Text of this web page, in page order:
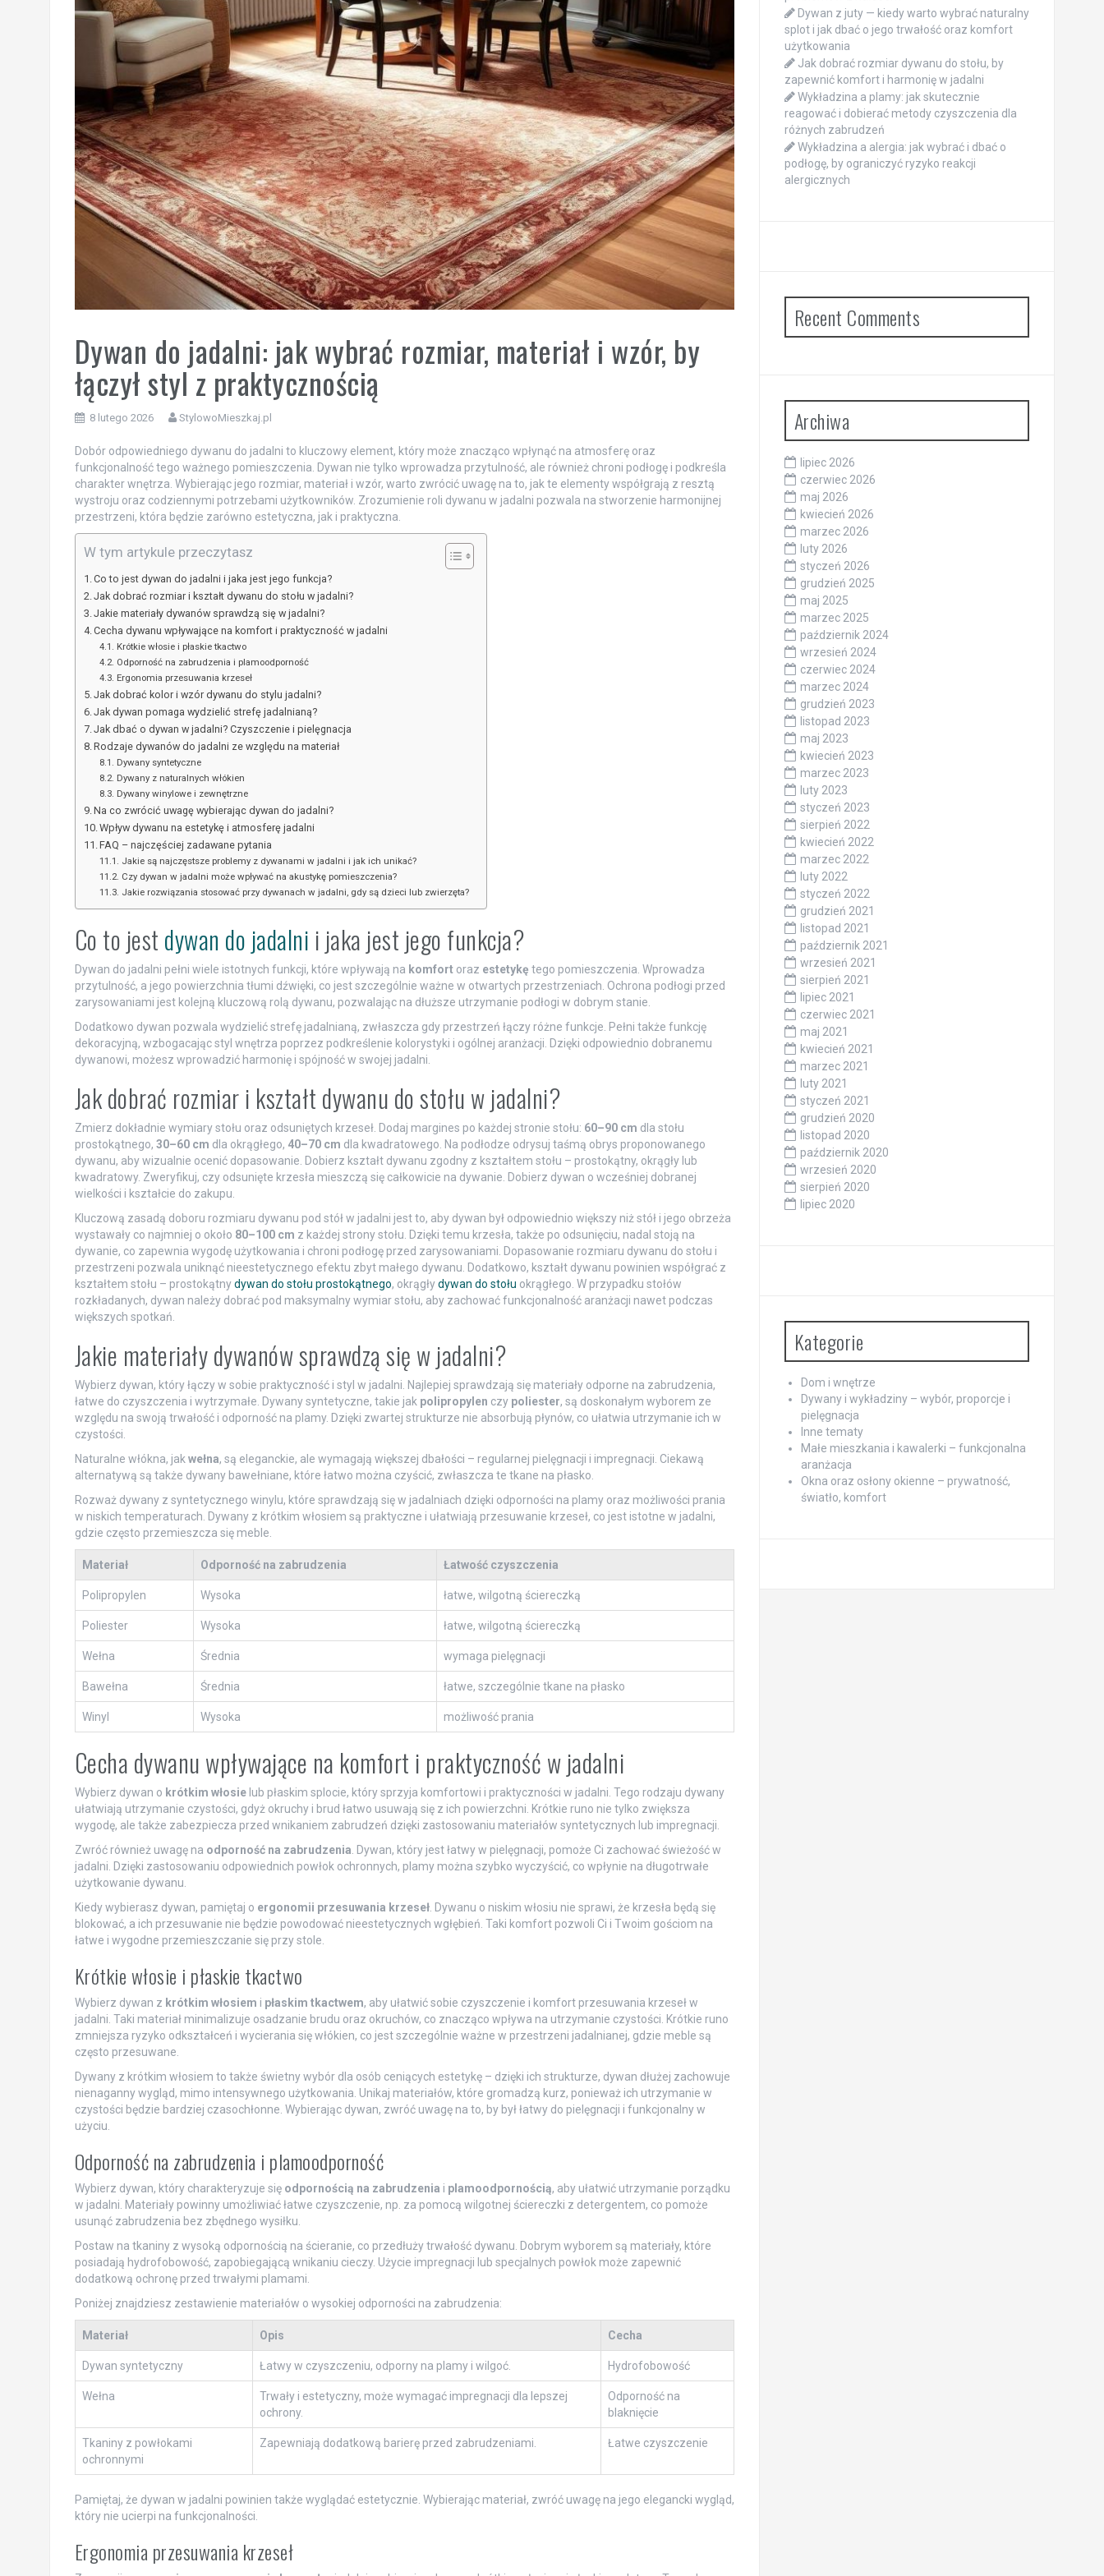
Dywan do jadalni: jak wybrać rozmiar, materiał i wzór, by
łączył styl z praktycznością
8 lutego 2026 StylowoMieszkaj.pl
Dobór odpowiedniego dywanu do jadalni to kluczowy element, który może znacząco wpłynąć na atmosferę oraz
funkcjonalność tego ważnego pomieszczenia. Dywan nie tylko wprowadza przytulność, ale również chroni podłogę i podkreśla
charakter wnętrza. Wybierając jego rozmiar, materiał i wzór, warto zwrócić uwagę na to, jak te elementy współgrają z resztą
wystroju oraz codziennymi potrzebami użytkowników. Zrozumienie roli dywanu w jadalni pozwala na stworzenie harmonijnej
przestrzeni, która będzie zarówno estetyczna, jak i praktyczna.
W tym artykule przeczytasz
Co to jest dywan do jadalni i jaka jest jego funkcja?
Jak dobrać rozmiar i kształt dywanu do stołu w jadalni?
Jakie materiały dywanów sprawdzą się w jadalni?
Cecha dywanu wpływające na komfort i praktyczność w jadalni
Krótkie włosie i płaskie tkactwo
Odporność na zabrudzenia i plamoodporność
Ergonomia przesuwania krzeseł
Jak dobrać kolor i wzór dywanu do stylu jadalni?
Jak dywan pomaga wydzielić strefę jadalnianą?
Jak dbać o dywan w jadalni? Czyszczenie i pielęgnacja
Rodzaje dywanów do jadalni ze względu na materiał
Dywany syntetyczne
Dywany z naturalnych włókien
Dywany winylowe i zewnętrzne
Na co zwrócić uwagę wybierając dywan do jadalni?
Wpływ dywanu na estetykę i atmosferę jadalni
FAQ – najczęściej zadawane pytania
Jakie są najczęstsze problemy z dywanami w jadalni i jak ich unikać?
Czy dywan w jadalni może wpływać na akustykę pomieszczenia?
Jakie rozwiązania stosować przy dywanach w jadalni, gdy są dzieci lub zwierzęta?
Co to jest dywan do jadalni i jaka jest jego funkcja?
Dywan do jadalni pełni wiele istotnych funkcji, które wpływają na komfortoraz estetykę tego pomieszczenia. Wprowadza
przytulność, a jego powierzchnia tłumi dźwięki, co jest szczególnie ważne w otwartych przestrzeniach. Ochrona podłogi przed
zarysowaniami jest kolejną kluczową rolą dywanu, pozwalając na dłuższe utrzymanie podłogi w dobrym stanie.
Dodatkowo dywan pozwala wydzielić strefę jadalnianą, zwłaszcza gdy przestrzeń łączy różne funkcje. Pełni także funkcję
dekoracyjną, wzbogacając styl wnętrza poprzez podkreślenie kolorystyki i ogólnej aranżacji. Dzięki odpowiednio dobranemu
dywanowi, możesz wprowadzić harmonię i spójność w swojej jadalni.
Jak dobrać rozmiar i kształt dywanu do stołu w jadalni?
Zmierz dokładnie wymiary stołu oraz odsuniętych krzeseł. Dodaj margines po każdej stronie stołu: 60–90 cm dla stołu
prostokątnego, 30–60 cm dla okrągłego, 40–70 cm dla kwadratowego. Na podłodze odrysuj taśmą obrys proponowanego
dywanu, aby wizualnie ocenić dopasowanie. Dobierz kształt dywanu zgodny z kształtem stołu – prostokątny, okrągły lub
kwadratowy. Zweryfikuj, czy odsunięte krzesła mieszczą się całkowicie na dywanie. Dobierz dywan o wcześniej dobranej
wielkości i kształcie do zakupu.
Kluczową zasadą doboru rozmiaru dywanu pod stół w jadalni jest to, aby dywan był odpowiednio większy niż stół i jego obrzeża
wystawały co najmniej o około 80–100 cm z każdej strony stołu. Dzięki temu krzesła, także po odsunięciu, nadal stoją na
dywanie, co zapewnia wygodę użytkowania i chroni podłogę przed zarysowaniami. Dopasowanie rozmiaru dywanu do stołu i
przestrzeni pozwala uniknąć nieestetycznego efektu zbyt małego dywanu. Dodatkowo, kształt dywanu powinien współgrać z
kształtem stołu – prostokątnydywan do stołu prostokątnego, okrągłydywan do stołu okrągłego. W przypadku stołów
rozkładanych, dywan należy dobrać pod maksymalny wymiar stołu, aby zachować funkcjonalność aranżacji nawet podczas
większych spotkań.
Jakie materiały dywanów sprawdzą się w jadalni?
Wybierz dywan, który łączy w sobie praktyczność i styl w jadalni. Najlepiej sprawdzają się materiały odporne na zabrudzenia,
łatwe do czyszczenia i wytrzymałe. Dywany syntetyczne, takie jak polipropylen czy poliester, są doskonałym wyborem ze
względu na swoją trwałość i odporność na plamy. Dzięki zwartej strukturze nie absorbują płynów, co ułatwia utrzymanie ich w
czystości.
Naturalne włókna, jak wełna, są eleganckie, ale wymagają większej dbałości – regularnej pielęgnacji i impregnacji. Ciekawą
alternatywą są także dywany bawełniane, które łatwo można czyścić, zwłaszcza te tkane na płasko.
Rozważ dywany z syntetycznego winylu, które sprawdzają się w jadalniach dzięki odporności na plamy oraz możliwości prania
w niskich temperaturach. Dywany z krótkim włosiem są praktyczne i ułatwiają przesuwanie krzeseł, co jest istotne w jadalni,
gdzie często przemieszcza się meble.
Materiał Odporność na zabrudzenia Łatwość czyszczenia
Polipropylen Wysoka łatwe, wilgotną ściereczką
Poliester Wysoka łatwe, wilgotną ściereczką
Wełna Średnia wymaga pielęgnacji
Bawełna Średnia łatwe, szczególnie tkane na płasko
Winyl Wysoka możliwość prania
Cecha dywanu wpływające na komfort i praktyczność w jadalni
Wybierz dywan o krótkim włosielub płaskim splocie, który sprzyja komfortowi i praktyczności w jadalni. Tego rodzaju dywany
ułatwiają utrzymanie czystości, gdyż okruchy i brud łatwo usuwają się z ich powierzchni. Krótkie runo nie tylko zwiększa
wygodę, ale także zabezpiecza przed wnikaniem zabrudzeń dzięki zastosowaniu materiałów syntetycznych lub impregnacji.
Zwróć również uwagę na odporność na zabrudzenia . Dywan, który jest łatwy w pielęgnacji, pomoże Ci zachować świeżość w
jadalni. Dzięki zastosowaniu odpowiednich powłok ochronnych, plamy można szybko wyczyścić, co wpłynie na długotrwałe
użytkowanie dywanu.
Kiedy wybierasz dywan, pamiętaj o ergonomii przesuwania krzeseł. Dywanu o niskim włosiu nie sprawi, że krzesła będą się
blokować, a ich przesuwanie nie będzie powodować nieestetycznych wgłębień. Taki komfort pozwoli Ci i Twoim gościom na
łatwe i wygodne przemieszczanie się przy stole.
Krótkie włosie i płaskie tkactwo
Wybierz dywan z krótkim włosiem i płaskim tkactwem, aby ułatwić sobie czyszczenie i komfort przesuwania krzeseł w
jadalni. Taki materiał minimalizuje osadzanie brudu oraz okruchów, co znacząco wpływa na utrzymanie czystości. Krótkie runo
zmniejsza ryzyko odkształceń i wycierania się włókien, co jest szczególnie ważne w przestrzeni jadalnianej, gdzie meble są
często przesuwane.
Dywany z krótkim włosiem to także świetny wybór dla osób ceniących estetykę – dzięki ich strukturze, dywan dłużej zachowuje
nienaganny wygląd, mimo intensywnego użytkowania. Unikaj materiałów, które gromadzą kurz, ponieważ ich utrzymanie w
czystości będzie bardziej czasochłonne. Wybierając dywan, zwróć uwagę na to, by był łatwy do pielęgnacji i funkcjonalny w
użyciu.
Odporność na zabrudzenia i plamoodporność
Wybierz dywan, który charakteryzuje się odpornością na zabrudzenia i plamoodpornością, aby ułatwić utrzymanie porządku
w jadalni. Materiały powinny umożliwiać łatwe czyszczenie, np. za pomocą wilgotnej ściereczki z detergentem, co pomoże
usunąć zabrudzenia bez zbędnego wysiłku.
Postaw na tkaniny z wysoką odpornością na ścieranie, co przedłuży trwałość dywanu. Dobrym wyborem są materiały, które
posiadają hydrofobowość, zapobiegającą wnikaniu cieczy. Użycie impregnacji lub specjalnych powłok może zapewnić
dodatkową ochronę przed trwałymi plamami.
Poniżej znajdziesz zestawienie materiałów o wysokiej odporności na zabrudzenia:
Materiał Opis Cecha
Dywan syntetyczny Łatwy w czyszczeniu, odporny na plamy i wilgoć. Hydrofobowość
Wełna
Trwały i estetyczny, może wymagać impregnacji dla lepszej
ochrony.
Odporność na
blaknięcie
Tkaniny z powłokami
ochronnymi
Zapewniają dodatkową barierę przed zabrudzeniami. Łatwe czyszczenie
Pamiętaj, że dywan w jadalni powinien także wyglądać estetycznie. Wybierając materiał, zwróć uwagę na jego elegancki wygląd,
który nie ucierpi na funkcjonalności.
Ergonomia przesuwania krzeseł
Dywan z juty — kiedy warto wybrać naturalny
splot i jak dbać o jego trwałość oraz komfort
użytkowania
Jak dobrać rozmiar dywanu do stołu, by
zapewnić komfort i harmonię w jadalni
Wykładzina a plamy: jak skutecznie
reagować i dobierać metody czyszczenia dla
różnych zabrudzeń
Wykładzina a alergia: jak wybrać i dbać o
podłogę, by ograniczyć ryzyko reakcji
alergicznych
Recent Comments
Archiwa
lipiec 2026
czerwiec 2026
maj 2026
kwiecień 2026
marzec 2026
luty 2026
styczeń 2026
grudzień 2025
maj 2025
marzec 2025
październik 2024
wrzesień 2024
czerwiec 2024
marzec 2024
grudzień 2023
listopad 2023
maj 2023
kwiecień 2023
marzec 2023
luty 2023
styczeń 2023
sierpień 2022
kwiecień 2022
marzec 2022
luty 2022
styczeń 2022
grudzień 2021
listopad 2021
październik 2021
wrzesień 2021
sierpień 2021
lipiec 2021
czerwiec 2021
maj 2021
kwiecień 2021
marzec 2021
luty 2021
styczeń 2021
grudzień 2020
listopad 2020
październik 2020
wrzesień 2020
sierpień 2020
lipiec 2020
Kategorie
Dom i wnętrze
Dywany i wykładziny – wybór, proporcje i
pielęgnacja
Inne tematy
Małe mieszkania i kawalerki – funkcjonalna
aranżacja
Okna oraz osłony okienne – prywatność,
światło, komfort